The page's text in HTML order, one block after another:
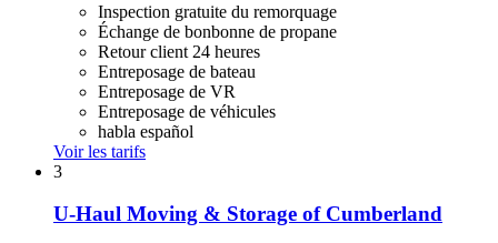
Inspection gratuite du remorquage
Échange de bonbonne de propane
Retour client 24 heures
Entreposage de bateau
Entreposage de VR
Entreposage de véhicules
habla español
Voir les tarifs
3
U-Haul Moving & Storage of Cumberland